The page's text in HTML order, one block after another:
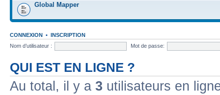
Global Mapper
CONNEXION • INSCRIPTION
Nom d’utilisateur :
Mot de passe:
QUI EST EN LIGNE ?
Au total, il y a 3 utilisateurs en